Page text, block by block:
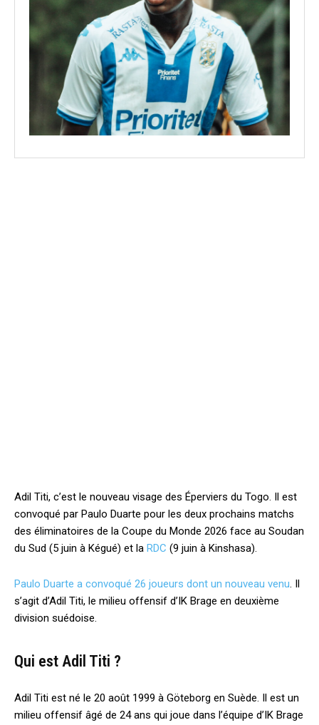
Adil Titi, c’est le nouveau visage des Éperviers du Togo. Il est
convoqué par Paulo Duarte pour les deux prochains matchs
des éliminatoires de la Coupe du Monde 2026 face au Soudan
du Sud (5 juin à Kégué) et la RDC (9 juin à Kinshasa).
Paulo Duarte a convoqué 26 joueurs dont un nouveau venu. Il
s’agit d’Adil Titi, le milieu offensif d’IK Brage en deuxième
division suédoise.
Qui est Adil Titi ?
Adil Titi est né le 20 août 1999 à Göteborg en Suède. Il est un
milieu offensif âgé de 24 ans qui joue dans l’équipe d’IK Brage